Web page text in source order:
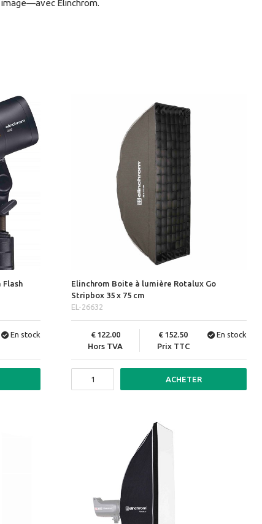
Elinchrom.
Flash
En stock
Elinchrom Boite à lumière Rotalux Go
Stripbox 35 x 75 cm
EL-26632
Hors TVA
122.00
Prix TTC
152.50 En stock
ACHETER